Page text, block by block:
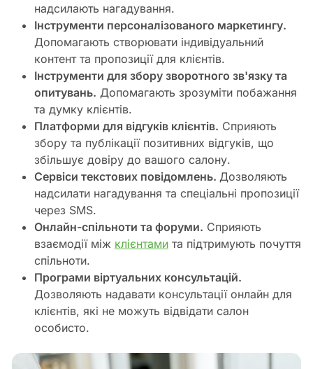
надсилають нагадування.
Інструменти персоналізованого маркетингу.
Допомагають створювати індивідуальний
контент та пропозиції для клієнтів.
Інструменти для збору зворотного зв'язку та
опитувань. Допомагають зрозуміти побажання
та думку клієнтів.
Платформи для відгуків клієнтів. Сприяють
збору та публікації позитивних відгуків, що
збільшує довіру до вашого салону.
Сервіси текстових повідомлень. Дозволяють
надсилати нагадування та спеціальні пропозиції
через SMS.
Онлайн-спільноти та форуми. Сприяють
взаємодії між клієнтамита підтримують почуття
спільноти.
Програми віртуальних консультацій.
Дозволяють надавати консультації онлайн для
клієнтів, які не можуть відвідати салон
особисто.